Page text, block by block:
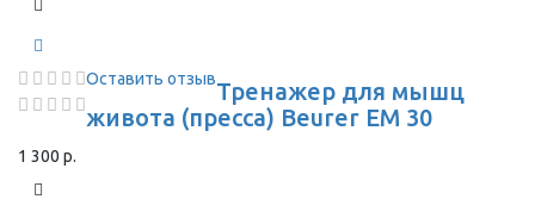
Оставить отзывТренажер для мышц
живота (пресса) Beurer EM 30
1 300 р.